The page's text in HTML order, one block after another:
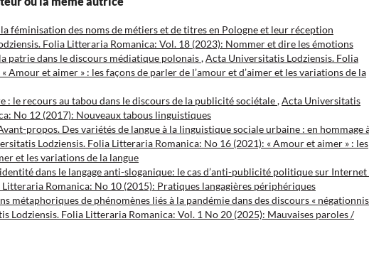
féminisation des noms de métiers et de titres en Pologne et leur réception
Folia Litteraria Romanica: Vol. 18 (2023): Nommer et dire les émotions
patrie dans le discours médiatique polonais,Acta Universitatis Lodziensis. Folia
Amour et aimer » : les façons de parler de l’amour et d’aimer et les variations de la
: le recours au tabou dans le discours de la publicité sociétale,Acta Universitatis
No 12 (2017): Nouveaux tabous linguistiques
propos. Des variétés de langue à la linguistique sociale urbaine : en hommage
Lodziensis. Folia Litteraria Romanica: No 16 (2021): « Amour et aimer » : les
et les variations de la langue
dans le langage anti-sloganique: le cas d’anti-publicité politique sur Internet
Romanica: No 10 (2015): Pratiques langagières périphériques
métaphoriques de phénomènes liés à la pandémie dans des discours «
Lodziensis. Folia Litteraria Romanica: Vol. 1 No 20 (2025): Mauvaises paroles /